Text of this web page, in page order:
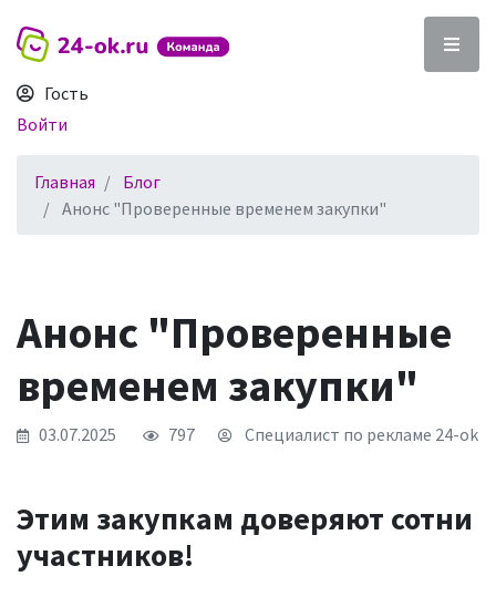
Гость
Войти
Главная
Блог
Анонс "Проверенные временем закупки"
Анонс "Проверенные
временем закупки"
03.07.2025 797 Специалист по рекламе 24-ok
Этим закупкам доверяют сотни
участников!